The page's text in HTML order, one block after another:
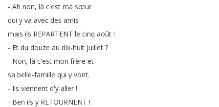
- Ah non, là c'est ma sœur
qui y va avec des amis
mais ils REPARTENT le cinq août !
- Et du douze au dix-huit juillet ?
- Non, là c'est mon frère et
sa belle-famille qui y vont.
- Ils viennent d'y aller !
- Ben ils y RETOURNENT !